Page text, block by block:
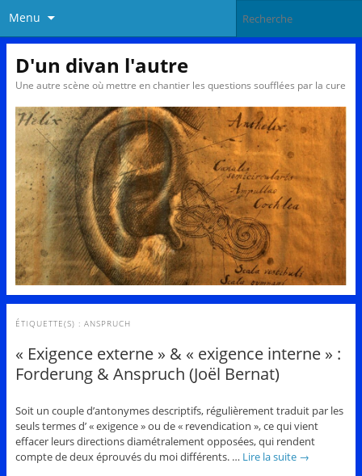
Menu
D'un divan l'autre
Une autre scène où mettre en chantier les questions soufflées par la cure
ÉTIQUETTE(S) : ANSPRUCH
« Exigence externe » & « exigence interne » :
Forderung & Anspruch (Joël Bernat)
Soit un couple d’antonymes descriptifs, régulièrement traduit par les
seuls termes d’ « exigence » ou de « revendication », ce qui vient
effacer leurs directions diamétralement opposées, qui rendent
compte de deux éprouvés du moi différents. … Lire la suite →